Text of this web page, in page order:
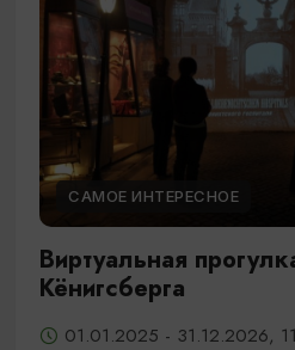
САМОЕ ИНТЕРЕСНОЕ
Виртуальная
Кёнигсберга
01.01.2025 - 31.12.2026,